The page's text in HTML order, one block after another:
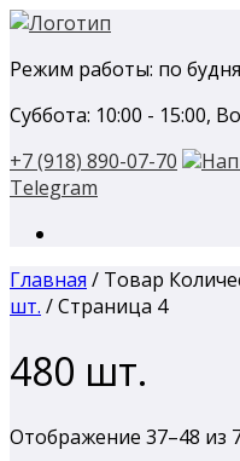
Перейти
содержанию
Режим работы: по
Суббота: 10:00 - 15:00,
+7 (918) 890-07-70
Telegram
Главная / Товар
шт. / Страница 4
480 шт.
Отображение 37–48 из